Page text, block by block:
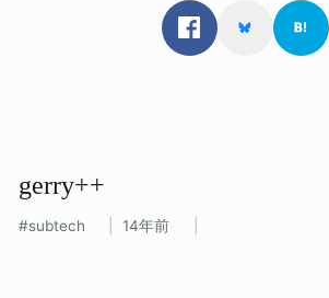
gerry++
subtech 14年前